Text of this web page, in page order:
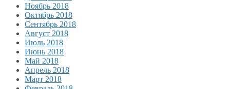
Ноябрь 2018
Октябрь 2018
Сентябрь 2018
Август 2018
Июль 2018
Июнь 2018
Май 2018
Апрель 2018
Март 2018